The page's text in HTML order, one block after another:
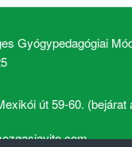
Gyógypedagógiai
út 59-60. (bejárat